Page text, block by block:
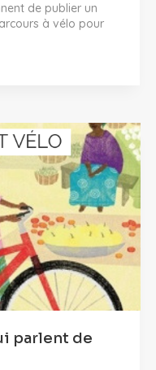
de publier un
à vélo pour
parlent de